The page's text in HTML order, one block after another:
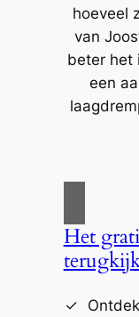
hoeveel
van
beter het
een
Het